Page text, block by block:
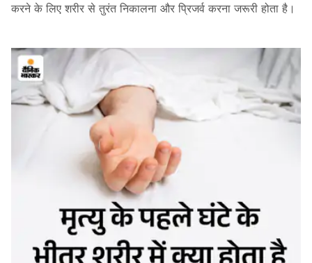
करने के लिए शरीर से तुरंत निकालना और प्रिजर्व करना जरूरी होता है।